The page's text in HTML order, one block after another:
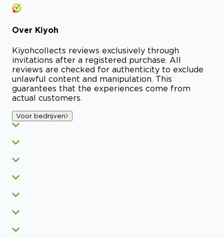
Over Kiyoh
Kiyohcollects reviews exclusively through
invitations after a registered purchase. All
reviews are checked for authenticity to exclude
unlawful content and manipulation. This
guarantees that the experiences come from
actual customers.
Voor bedrijven